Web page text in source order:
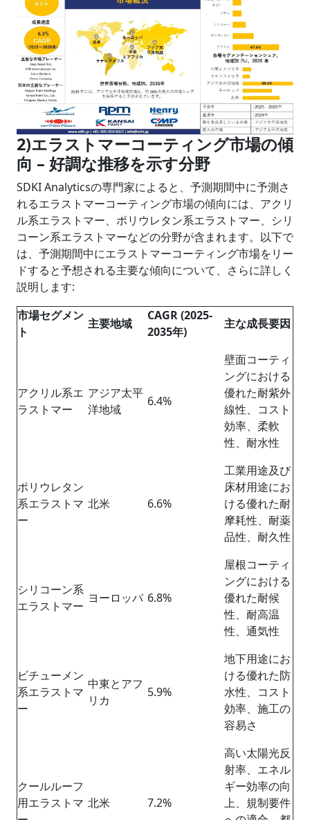
2)エラストマーコーティング市場の傾
向 – 好調な推移を示す分野
SDKI Analyticsの専門家によると、予測期間中に予測さ
れるエラストマーコーティング市場の傾向には、アクリ
ル系エラストマー、ポリウレタン系エラストマー、シリ
コーン系エラストマーなどの分野が含まれます。以下で
は、予測期間中にエラストマーコーティング市場をリー
ドすると予想される主要な傾向について、さらに詳しく
説明します:
市場セグメン
ト
主要地域
CAGR (2025-
2035年)
主な成長要因
アクリル系エ
ラストマー
アジア太平
洋地域
6.4%
壁面コーティ
ングにおける
優れた耐紫外
線性、コスト
効率、柔軟
性、耐水性
ポリウレタン
系エラストマ
ー
北米 6.6%
工業用途及び
床材用途にお
ける優れた耐
摩耗性、耐薬
品性、耐久性
シリコーン系
エラストマー
ヨーロッパ 6.8%
屋根コーティ
ングにおける
優れた耐候
性、耐高温
性、通気性
ビチューメン
系エラストマ
ー
中東とアフ
リカ
5.9%
地下用途にお
ける優れた防
水性、コスト
効率、施工の
容易さ
クールルーフ
用エラストマ 北米 7.2%
高い太陽光反
射率、エネル
ギー効率の向
上、規制要件